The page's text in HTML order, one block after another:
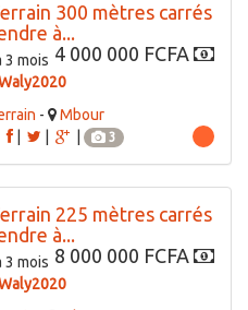
300 mètres carrés
à...
4 000 000 FCFA
3 mois
-
Mbour
|
3
225 mètres carrés
à...
8 000 000 FCFA
3 mois